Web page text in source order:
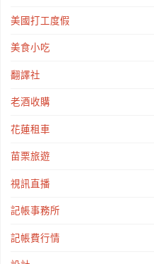
美國打工度假
美食小吃
翻譯社
老酒收購
花蓮租車
苗栗旅遊
視訊直播
記帳事務所
記帳費行情